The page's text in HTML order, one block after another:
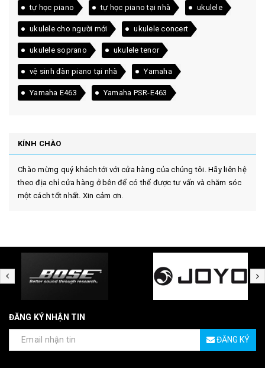
tự học piano tự học piano tại nhà ukulele
ukulele cho người mới ukulele concert
ukulele soprano ukulele tenor
vệ sinh đàn piano tại nhà Yamaha
Yamaha E463 Yamaha PSR-E463
KÍNH CHÀO
Chào mừng quý khách tới với cửa hàng của chúng tôi. Hãy liên hệ
theo địa chỉ cửa hàng ở bên để có thể được tư vấn và chăm sóc
một cách tốt nhất. Xin cảm ơn.
ĐĂNG KÝ NHẬN TIN
ĐĂNG KÝ